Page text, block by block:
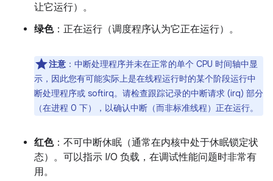
让它运行）。
绿色：正在运行（调度程序认为它正在运行）。
注意 ：中断处理程序并未在正常的单个 CPU 时间轴中显
示，因此您有可能实际上是在线程运行时的某个阶段运行中
断处理程序或 softirq。请检查跟踪记录的中断请求 (irq) 部分
（在进程 0 下），以确认中断（而非标准线程）正在运行。
红色：不可中断休眠（通常在内核中处于休眠锁定状
态）。可以指示 I/O 负载，在调试性能问题时非常有
用。